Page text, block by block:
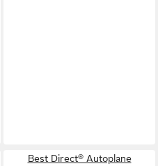
Best Direct® Autoplane